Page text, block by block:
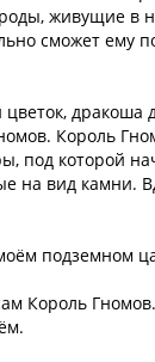
живущие в
сможет ему
Король
под которой
на вид камни.
подземном
Король